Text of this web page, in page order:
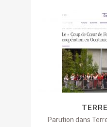
Parution dans